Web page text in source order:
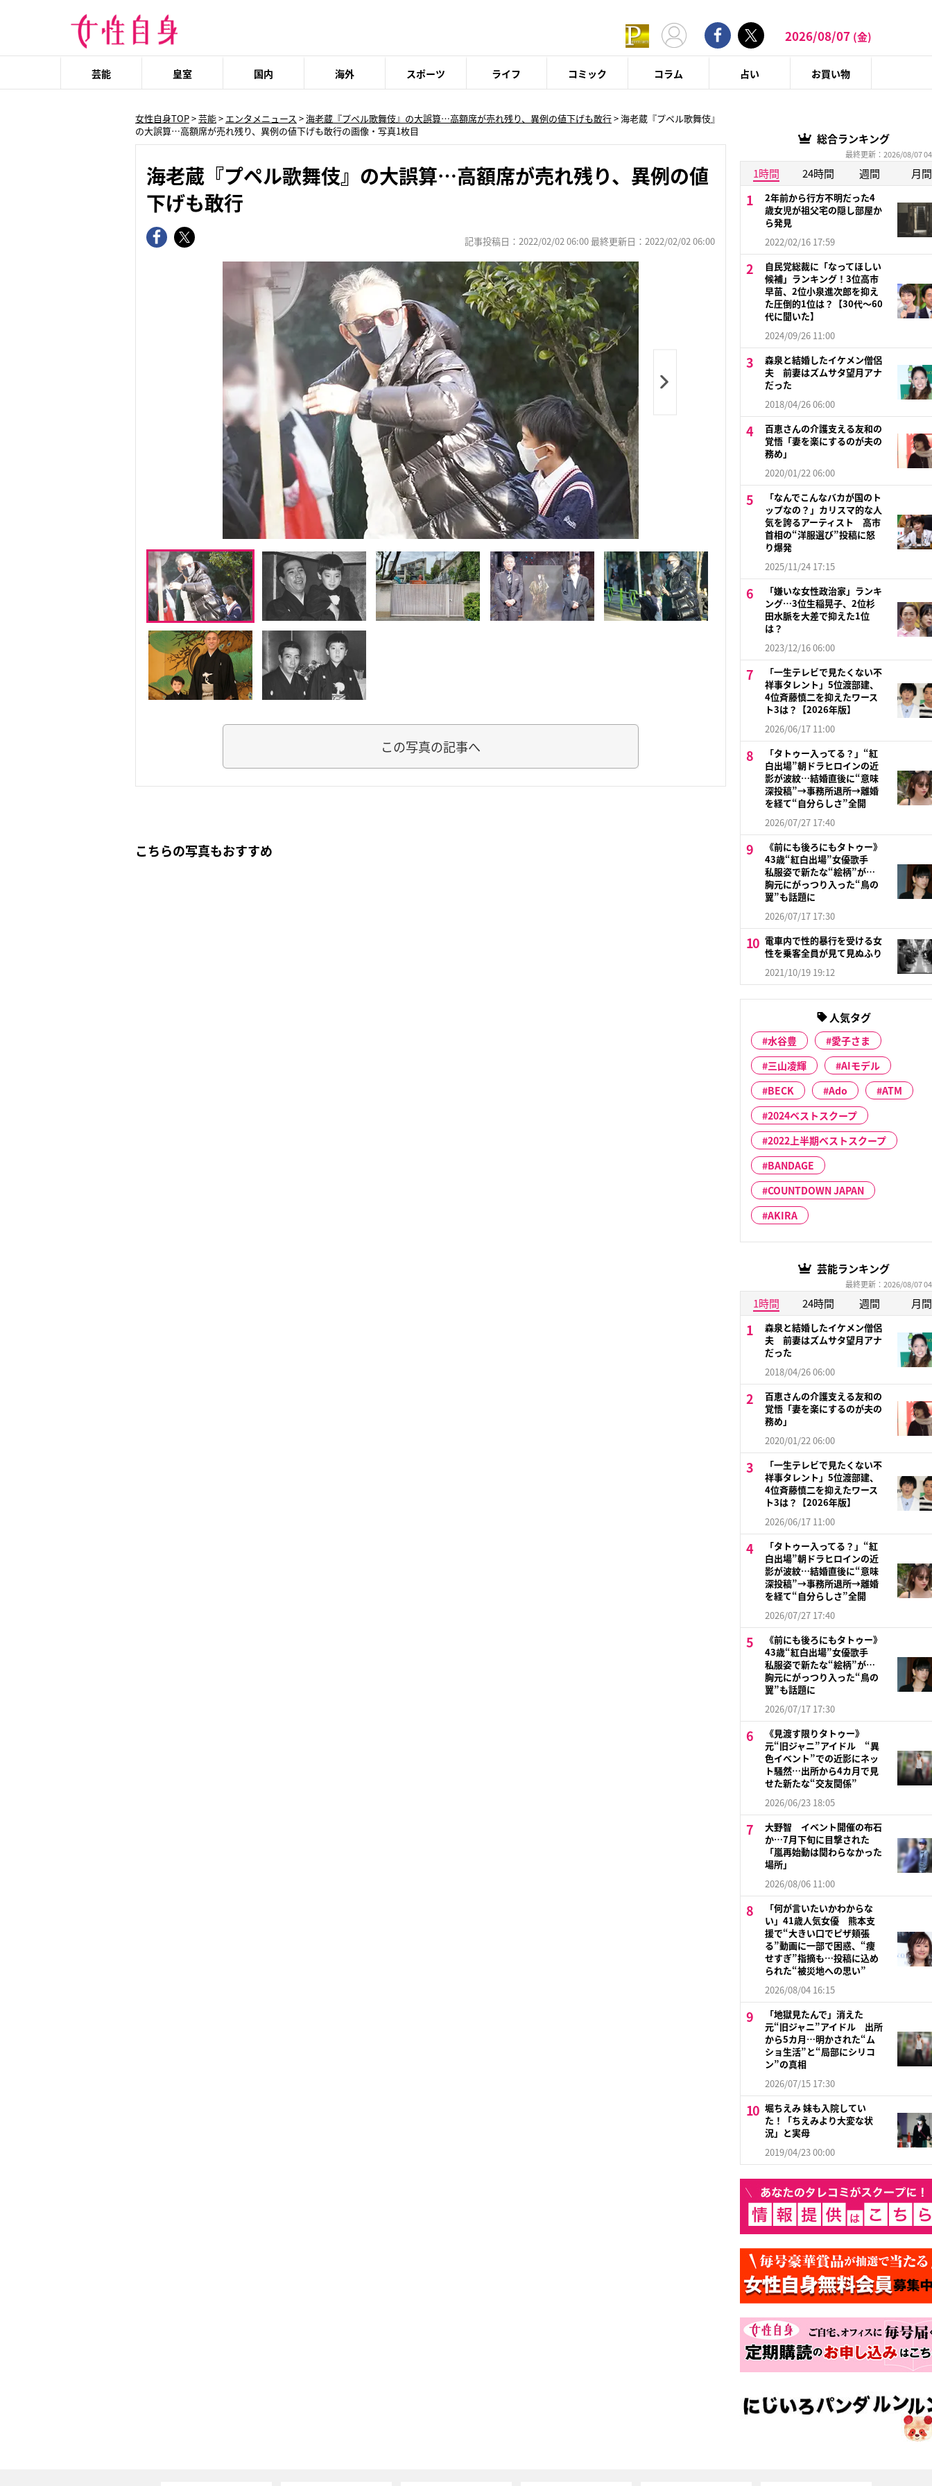
2026/08/07 (金)
芸能 皇室 国内 海外 スポーツ ライフ コミック コラム 占い お買い物
女性自身TOP>芸能> エンタメニュース >海老蔵『プペル歌舞伎』の大誤算…高額席が売れ残り、異例の値下げも敢行>海老蔵『プペル歌舞伎』
の大誤算…高額席が売れ残り、異例の値下げも敢行の画像・写真1枚目
海老蔵『プペル歌舞伎』の大誤算…高額席が売れ残り、異例の値
下げも敢行
記事投稿日：2022/02/02 06:00 最終更新日：2022/02/02 06:00
この写真の記事へ
こちらの写真もおすすめ
総合ランキング
最終更新：2026/08/07
1時間 24時間 週間 月間
2年前から行方不明だった4
歳女児が祖父宅の隠し部屋か
ら発見
2022/02/16 17:59
自民党総裁に「なってほしい
候補」ランキング！3位高市
早苗、2位小泉進次郎を抑え
た圧倒的1位は？【30代〜60
代に聞いた】
2024/09/26 11:00
森泉と結婚したイケメン僧侶
夫 前妻はズムサタ望月アナ
だった
2018/04/26 06:00
百恵さんの介護支える友和の
覚悟「妻を楽にするのが夫の
務め」
2020/01/22 06:00
「なんでこんなバカが国のト
ップなの？」カリスマ的な人
気を誇るアーティスト 高市
首相の“洋服選び”投稿に怒
り爆発
2025/11/24 17:15
「嫌いな女性政治家」ランキ
ング…3位生稲晃子、2位杉
田水脈を大差で抑えた1位
は？
2023/12/16 06:00
「一生テレビで見たくない不
祥事タレント」5位渡部建、
4位斉藤慎二を抑えたワース
ト3は？【2026年版】
2026/06/17 11:00
「タトゥー入ってる？」“紅
白出場”朝ドラヒロインの近
影が波紋…結婚直後に“意味
深投稿”→事務所退所→離婚
を経て“自分らしさ”全開
2026/07/27 17:40
《前にも後ろにもタトゥー》
43歳“紅白出場”女優歌手
私服姿で新たな“絵柄”が…
胸元にがっつり入った“鳥の
翼”も話題に
2026/07/17 17:30
電車内で性的暴行を受ける女
性を乗客全員が見て見ぬふり
2021/10/19 19:12
人気タグ
水谷豊
愛子さま
三山凌輝
AIモデル
BECK
Ado
ATM
2024ベストスクープ
2022上半期ベストスクープ
BANDAGE
COUNTDOWN JAPAN
AKIRA
芸能ランキング
最終更新：2026/08/07
1時間 24時間 週間 月間
森泉と結婚したイケメン僧侶
夫 前妻はズムサタ望月アナ
だった
2018/04/26 06:00
百恵さんの介護支える友和の
覚悟「妻を楽にするのが夫の
務め」
2020/01/22 06:00
「一生テレビで見たくない不
祥事タレント」5位渡部建、
4位斉藤慎二を抑えたワース
ト3は？【2026年版】
2026/06/17 11:00
「タトゥー入ってる？」“紅
白出場”朝ドラヒロインの近
影が波紋…結婚直後に“意味
深投稿”→事務所退所→離婚
を経て“自分らしさ”全開
2026/07/27 17:40
《前にも後ろにもタトゥー》
43歳“紅白出場”女優歌手
私服姿で新たな“絵柄”が…
胸元にがっつり入った“鳥の
翼”も話題に
2026/07/17 17:30
《見渡す限りタトゥー》
元“旧ジャニ”アイドル “異
色イベント”での近影にネッ
ト騒然…出所から4カ月で見
せた新たな“交友関係”
2026/06/23 18:05
大野智 イベント開催の布石
か…7月下旬に目撃された
「嵐再始動は関わらなかった
場所」
2026/08/06 11:00
「何が言いたいかわからな
い」41歳人気女優 熊本支
援で“大きい口でピザ頬張
る”動画に一部で困惑、“痩
せすぎ”指摘も…投稿に込め
られた“被災地への思い”
2026/08/04 16:15
「地獄見たんで」消えた
元“旧ジャニ”アイドル 出所
から5カ月…明かされた“ム
ショ生活”と“局部にシリコ
ン”の真相
2026/07/15 17:30
堀ちえみ 妹も入院してい
た！「ちえみより大変な状
況」と実母
2019/04/23 00:00